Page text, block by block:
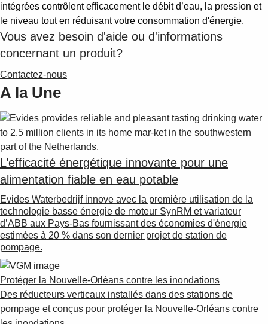
Suggestions
Products
See more products
Shopping list preview
0
intégrées contrôlent efficacement le débit d’eau, la pression et
le niveau tout en réduisant votre consommation d'énergie.
Vous avez besoin d'aide ou d'informations
concernant un produit?
Contactez-nous
A la Une
L’efficacité énergétique innovante pour une
alimentation fiable en eau potable
Evides Waterbedrijf innove avec la première utilisation de la
technologie basse énergie de moteur SynRM et variateur
d’ABB aux Pays-Bas fournissant des économies d'énergie
estimées à 20 % dans son dernier projet de station de
pompage.
Protéger la Nouvelle-Orléans contre les inondations
Des réducteurs verticaux installés dans des stations de
pompage et conçus pour protéger la Nouvelle-Orléans contre